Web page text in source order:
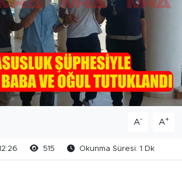
A- A+
515 Okunma Süresi: 1 Dk